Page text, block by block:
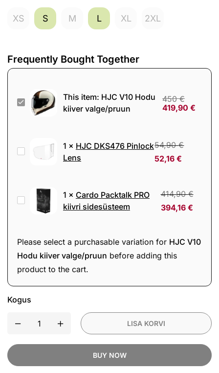
XS S M L XL 2XL
Frequently Bought Together
HJC
valge/pruun
This item: HJC V10 Hodu
kiiver valge/pruun
450€
419,90€
1 × HJC DKS476 Pinlock
Lens
54,90€
52,16€
Cardo
Packtalk
kiivri
sidesüsteem
1 × Cardo Packtalk PRO
kiivri sidesüsteem
414,90€
394,16 €
Please select a purchasable variation for HJC V10
Hodu kiiver valge/pruun before adding this
product to the cart.
Kogus
LISA KORVI
BUY NOW